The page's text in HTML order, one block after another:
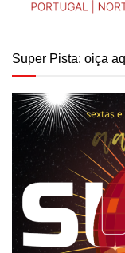
Super Pista: oiça